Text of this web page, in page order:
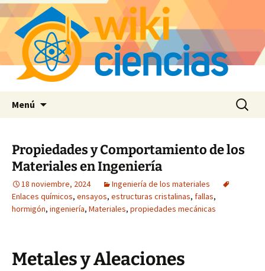
Menú Buscar:
Propiedades y Comportamiento de los
Materiales en Ingeniería
18 noviembre, 2024
Ingeniería de los materiales
Enlaces químicos, ensayos, estructuras cristalinas, fallas,
hormigón, ingeniería, Materiales, propiedades mecánicas
Metales y Aleaciones